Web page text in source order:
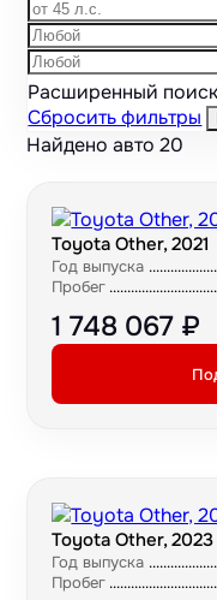
Расширенный поиск
Сбросить фильтры
Найдено авто20
Toyota Other, 2021
Год выпуска
Пробег
1 748 067 ₽
Toyota Other, 2023
Год выпуска
Пробег